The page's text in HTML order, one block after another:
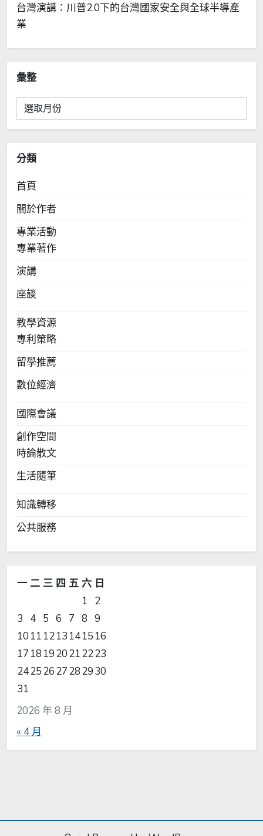
台灣演講：川普2.0下的台灣國家安全與全球半導產
業
彙整
彙
整
分類
首頁
關於作者
專業活動
專業著作
演講
座談
教學資源
專利策略
留學推薦
數位經濟
國際會議
創作空間
時論散文
生活隨筆
知識轉移
公共服務
2026 年 8 月
一 二 三 四 五 六 日
1
2
3
4 5 6 7 8 9
10 11 1213 1415 16
17 18 1920212223
24252627282930
31
« 4 月